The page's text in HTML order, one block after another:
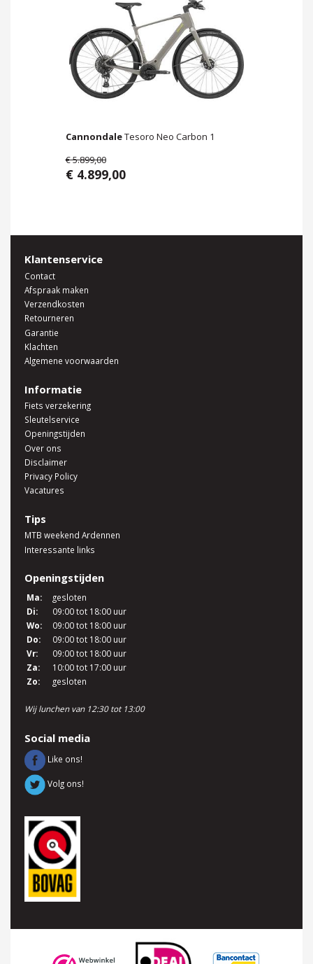
CannondaleTesoro Neo Carbon 1
€ 5.899,00
€ 4.899,00
Klantenservice
Contact
Afspraak maken
Verzendkosten
Retourneren
Garantie
Klachten
Algemene voorwaarden
Informatie
Fiets verzekering
Sleutelservice
Openingstijden
Over ons
Disclaimer
Privacy Policy
Vacatures
Tips
MTB weekend Ardennen
Interessante links
Openingstijden
Ma:
gesloten
Di:
09:00 tot 18:00 uur
Wo:
09:00 tot 18:00 uur
Do:
09:00 tot 18:00 uur
Vr:
09:00 tot 18:00 uur
Za:
10:00 tot 17:00 uur
Zo:
gesloten
Wij lunchen van 12:30 tot 13:00
Social media
Like ons!
Volg ons!